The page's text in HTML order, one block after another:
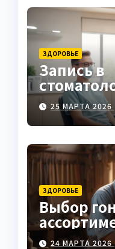
ЗДОРОВЬЕ
Запись в
клинику
25 МАРТА 2026
ЗДОРОВЬЕ
Выбор
24 МАРТА 2026